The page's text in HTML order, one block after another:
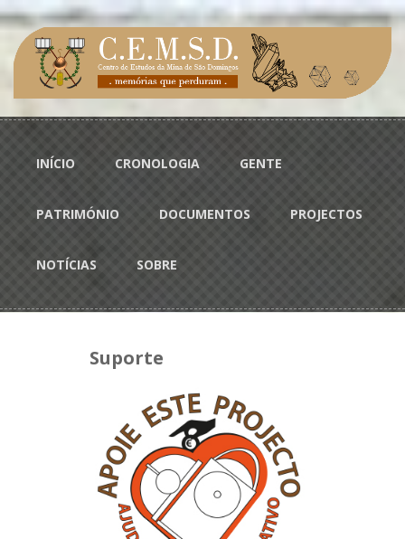
Passar para o conteúdo principal
Menu principal
INÍCIO CRONOLOGIA GENTE
PATRIMÓNIO DOCUMENTOS PROJECTOS
NOTÍCIAS SOBRE
Suporte